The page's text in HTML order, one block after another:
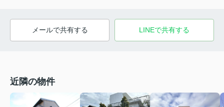
メールで共有する LINEで共有する
近隣の物件